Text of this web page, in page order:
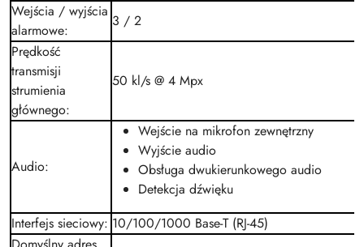
Wejścia / wyjścia
alarmowe:
3 / 2
Prędkość
transmisji
strumienia
głównego:
50 kl/s @ 4 Mpx
Audio:
Wejście na mikrofon zewnętrzny
Wyjście audio
Obsługa dwukierunkowego audio
Detekcja dźwięku
Interfejs sieciowy: 10/100/1000 Base-T (RJ-45)